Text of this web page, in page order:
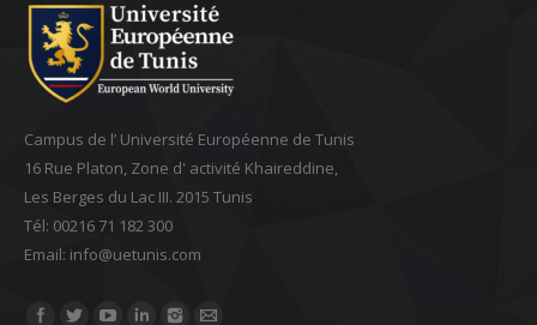
Campus de l’ Université Européenne de Tunis
16 Rue Platon, Zone d' activité Khaireddine,
Les Berges du Lac III. 2015 Tunis
Tél: 00216 71 182 300
Email: ‎info@uetunis.com
Find us on: